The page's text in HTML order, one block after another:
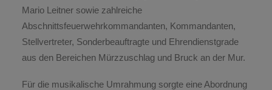
Mario Leitner sowie zahlreiche
Abschnittsfeuerwehrkommandanten, Kommandanten,
Stellvertreter, Sonderbeauftragte und Ehrendienstgrade
aus den Bereichen Mürzzuschlag und Bruck an der Mur.
Für die musikalische Umrahmung sorgte eine Abordnung